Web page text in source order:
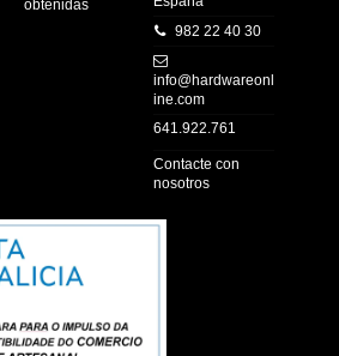
obtenidas
982 22 40 30
info@hardwareonl
ine.com
641.922.761
Contacte con
nosotros